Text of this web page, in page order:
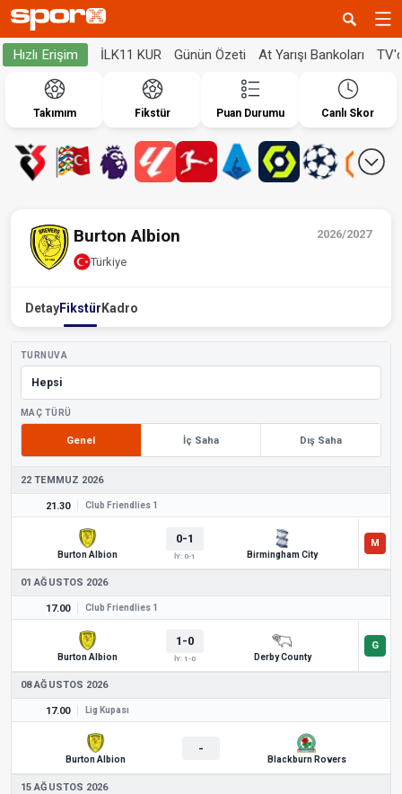
Hızlı Erişim İLK11 KUR Günün Özeti At Yarışı Bankoları
Takımım Fikstür Puan Durumu Canlı Skor
2026/2027
Burton Albion
Türkiye
DetayFikstür Kadro
TURNUVA
MAÇ TÜRÜ
Genel İç Saha Dış Saha
22 TEMMUZ 2026
21.30 Club Friendlies 1
Burton Albion
0-1
İY: 0-1 Birmingham City
01 AĞUSTOS 2026
17.00 Club Friendlies 1
Burton Albion
1-0
İY: 1-0 Derby County
08 AĞUSTOS 2026
17.00 Lig Kupası
Burton Albion
-
Blackburn Rovers
15 AĞUSTOS 2026